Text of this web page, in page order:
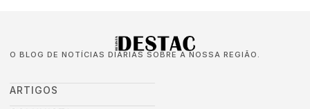
O BLOG DE NOTÍCIAS DIÁRIAS SOBRE A NOSSA REGIÃO.
ARTIGOS